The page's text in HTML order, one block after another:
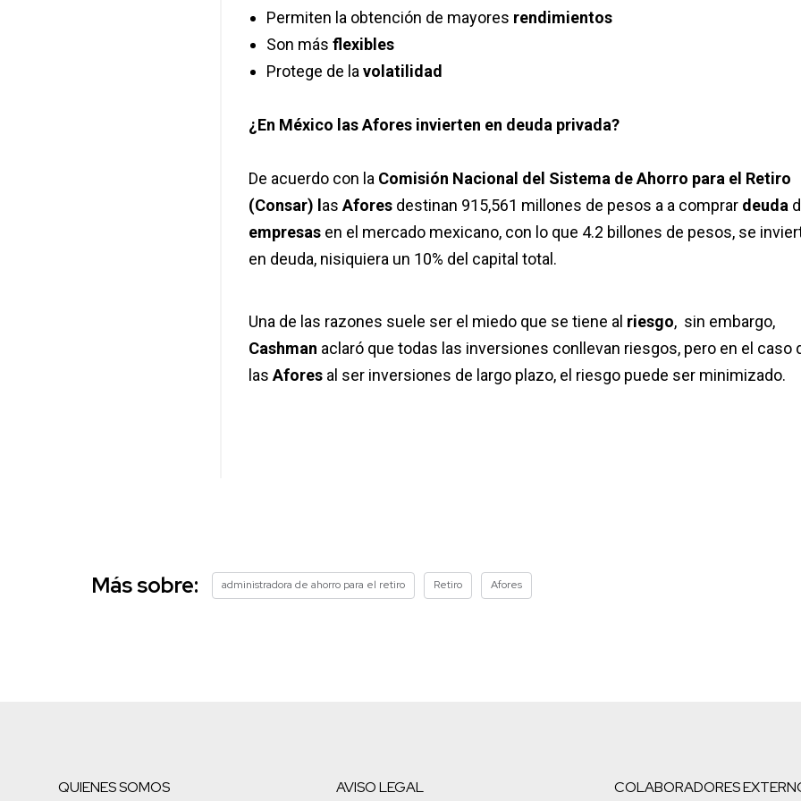
Permiten la obtención de mayores rendimientos
Son más flexibles
Protege de lavolatilidad
¿En México las Afores invierten en deuda privada?
De acuerdo con la Comisión Nacional del Sistema de Ahorro para el Retiro
(Consar) l asAfores destinan 915,561 millones de pesos a a comprar deuda
empresas en el mercado mexicano, con lo que 4.2 billones de pesos, se
en deuda, nisiquiera un 10% del capital total.
Una de las razones suele ser el miedo que se tiene al riesgo, sin embargo,
Cashman aclaró que todas las inversiones conllevan riesgos, pero en el caso
lasAfores al ser inversiones de largo plazo, el riesgo puede ser minimizado.
Más sobre: administradora de ahorro para el retiro Retiro Afores
QUIENES SOMOS AVISO LEGAL COLABORADORES